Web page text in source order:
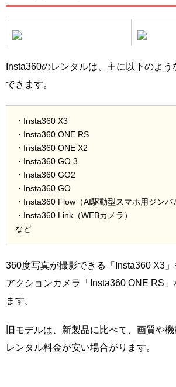
Insta360のレンタルは、主に以下のよ
できます。
・Insta360 X3
・Insta360 ONE RS
・Insta360 ONE X2
・Insta360 GO 3
・Insta360 GO2
・Insta360 GO
・Insta360 Flow（AI駆動型スマホ用ジンバ
・Insta360 Link（WEBカメラ）
など
360度写真が撮影できる「Insta360 X3
アクションカメラ「Insta360 ONE RS」
ます。
旧モデルは、新製品に比べて、画質や機
レンタル料金が安い場合がります。